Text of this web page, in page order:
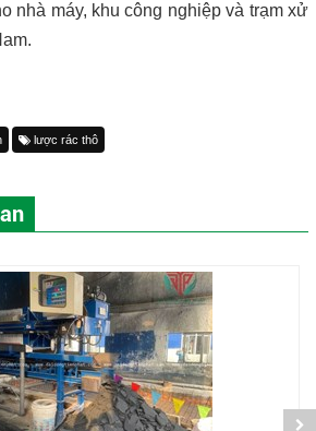
nhà máy, khu công nghiệp và trạm xử
lược rác thô